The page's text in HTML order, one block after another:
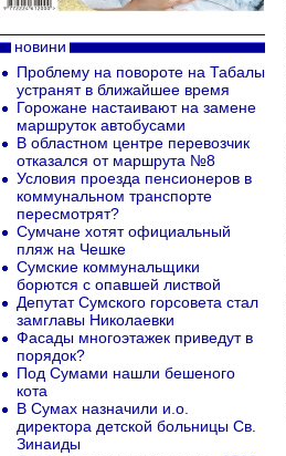
новини
Проблему на повороте на Табалы
устранят в ближайшее время
Горожане настаивают на замене
маршруток автобусами
В областном центре перевозчик
отказался от маршрута №8
Условия проезда пенсионеров в
коммунальном транспорте
пересмотрят?
Сумчане хотят официальный
пляж на Чешке
Сумские коммунальщики
борются с опавшей листвой
Депутат Сумского горсовета стал
замглавы Николаевки
Фасады многоэтажек приведут в
порядок?
Под Сумами нашли бешеного
кота
В Сумах назначили и.о.
директора детской больницы Св.
Зинаиды